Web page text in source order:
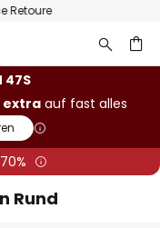
46S
extraauf fast alles
Rund
149
199